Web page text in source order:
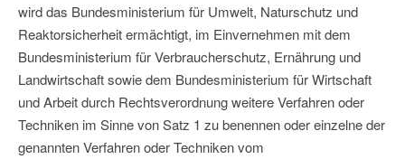
wird das Bundesministerium für Umwelt, Naturschutz und
Reaktorsicherheit ermächtigt, im Einvernehmen mit dem
Bundesministerium für Verbraucherschutz, Ernährung und
Landwirtschaft sowie dem Bundesministerium für Wirtschaft
und Arbeit durch Rechtsverordnung weitere Verfahren oder
Techniken im Sinne von Satz 1 zu benennen oder einzelne der
genannten Verfahren oder Techniken vom